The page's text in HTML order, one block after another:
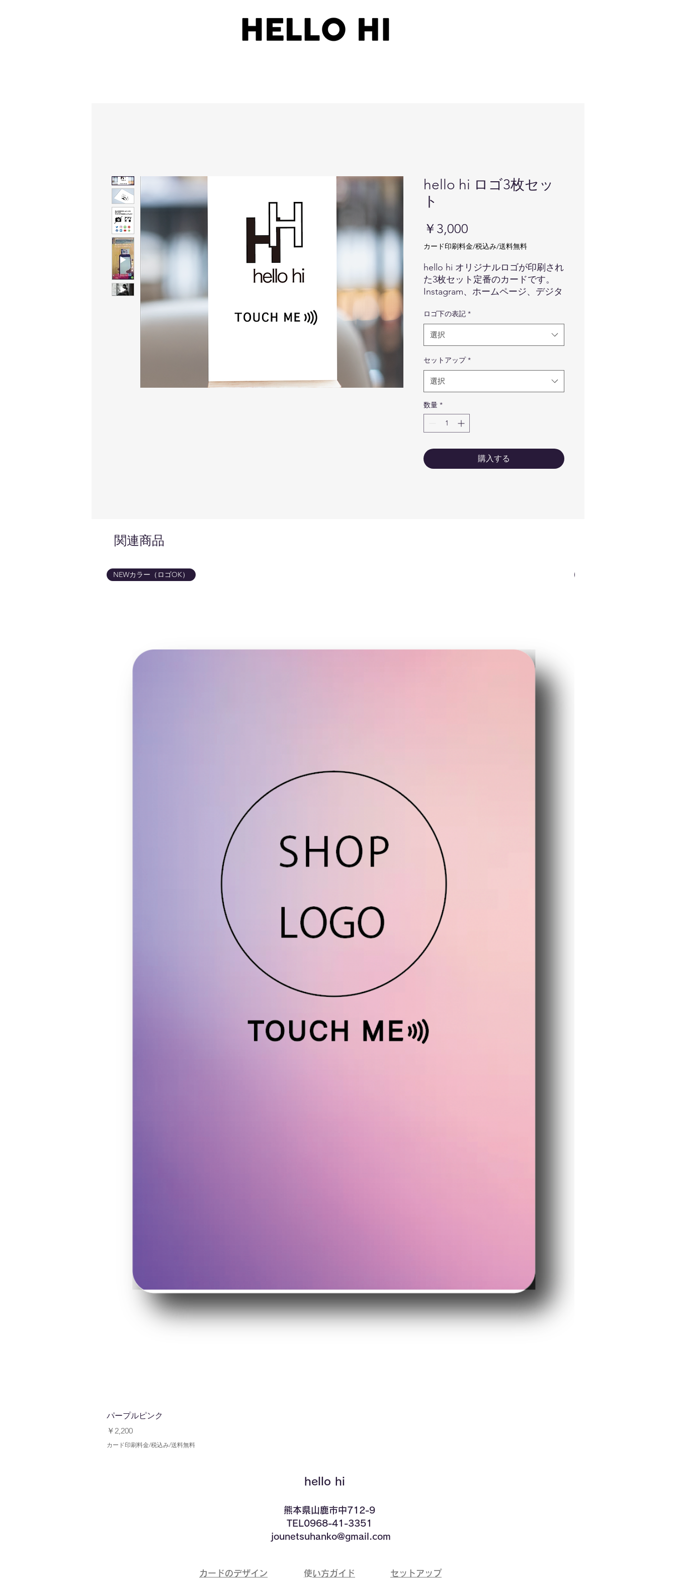
hello hi ロゴ3枚セッ
ト
￥3,000
格
カード印刷料金/税込み/送料無料
hello hi オリジナルロゴが印刷され
た3枚セット定番のカードです。
Instagram、ホームページ、デジタ
ウントずついかがでしょうか？
画像はイメージです。カードの
際の商品と異なる場合が御座い
ますので予めご了承くださいま
せ。
商品はカードのみです。写真に
写っている備品などはついてき
ませんので予めご了承ください
NFC typeB
ロゴ下の表記 *
選択
セットアップ *
選択
数量 *
購入する
関連商品
NEWカラー（ロゴOK）
パープルピンク
価格
￥2,200
カード印刷料金/税込み/送料無料
hello hi
​熊本県山鹿市中712-9
TEL0968-41-3351
​ jounetsuhanko@gmail.com
​カードのデザイン ​使い方ガイド ​セットアップ